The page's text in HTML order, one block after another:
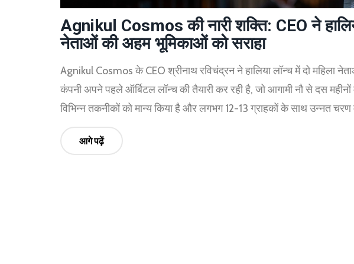
Agnikul Cosmos की नारी शक्ति: CEO ने
नेताओं की अहम भूमिकाओं को सराहा
Agnikul Cosmos के CEO श्रीनाथ रविचंद्रन ने हालिया लॉन्च में दो महिला
कंपनी अपने पहले ऑर्बिटल लॉन्च की तैयारी कर रही है, जो आगामी नौ से दस
विभिन्न तकनीकों को मान्य किया है और लगभग 12-13 ग्राहकों के साथ उन्नत चरण
आगे पढ़ें